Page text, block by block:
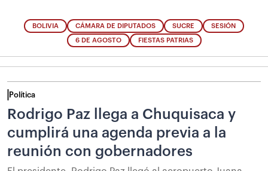
BOLIVIA CÁMARA DE DIPUTADOS SUCRE SESIÓN
6 DE AGOSTO FIESTAS PATRIAS
Política
Rodrigo Paz llega a Chuquisaca y
cumplirá una agenda previa a la
reunión con gobernadores